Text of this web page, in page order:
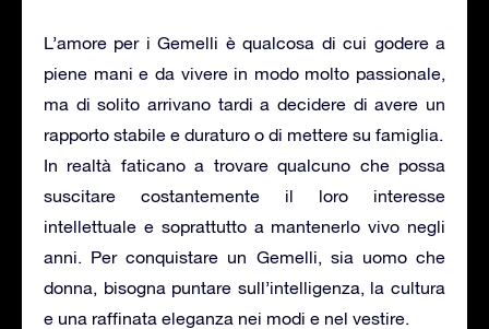
L’amore per i Gemelli è qualcosa di cui godere a
piene mani e da vivere in modo molto passionale,
ma di solito arrivano tardi a decidere di avere un
rapporto stabile e duraturo o di mettere su famiglia.
In realtà faticano a trovare qualcuno che possa
suscitare costantemente il loro interesse
intellettuale e soprattutto a mantenerlo vivo negli
anni. Per conquistare un Gemelli, sia uomo che
donna, bisogna puntare sull’intelligenza, la cultura
e una raffinata eleganza nei modi e nel vestire.